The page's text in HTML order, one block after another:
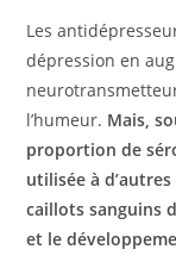
Les
dépression en
l’humeur. Mais,
proportion de
utilisée à
caillots sanguins
et le